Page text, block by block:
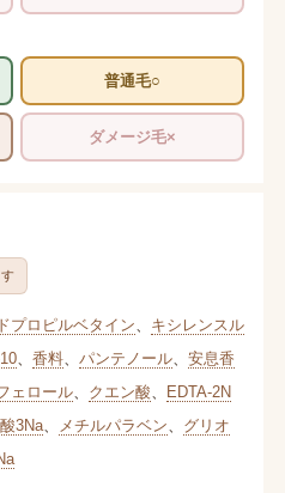
普通毛○
ダメージ毛×
プロピルベタイン
キシレンスル
、 香料、 パンテノール、 安息香
ェロール、 クエン酸
EDTA-2N
3Na、 メチルパラベン
グリオ